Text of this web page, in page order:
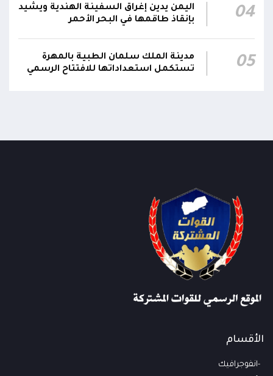
04
اليمن يدين إغراق السفينة الهندية ويشيد
بإنقاذ طاقمها في البحر الأحمر
05
مدينة الملك سلمان الطبية بالمهرة
تستكمل استعداداتها للافتتاح الرسمي
الأقسام
انفوجرافيك